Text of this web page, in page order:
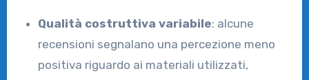
Qualità costruttiva variabile: alcune
recensioni segnalano una percezione meno
positiva riguardo ai materiali utilizzati,